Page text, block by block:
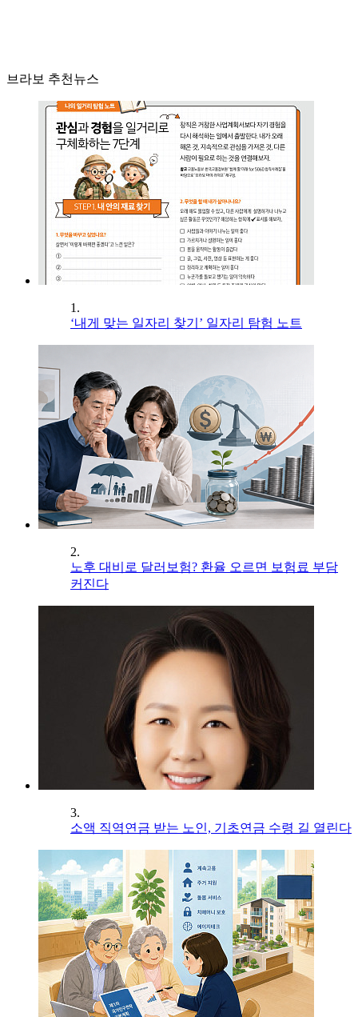
브라보 추천뉴스
1.
‘내게 맞는 일자리 찾기’ 일자리 탐험 노트
2.
노후 대비로 달러보험? 환율 오르면 보험료 부담
커진다
3.
소액 직역연금 받는 노인, 기초연금 수령 길 열린다